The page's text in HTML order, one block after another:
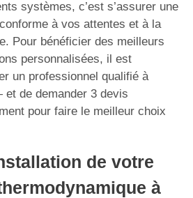
systèmes, c’est s’assurer une
à vos attentes et à la
Pour bénéficier des meilleurs
personnalisées, il est
un professionnel qualifié à
de demander 3 devis
pour faire le meilleur choix
de votre
à